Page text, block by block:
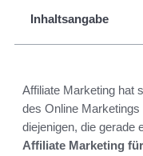
Inhaltsangabe
Affiliate Marketing hat
des Online
diejenigen, die gerade
Affiliate Marketing